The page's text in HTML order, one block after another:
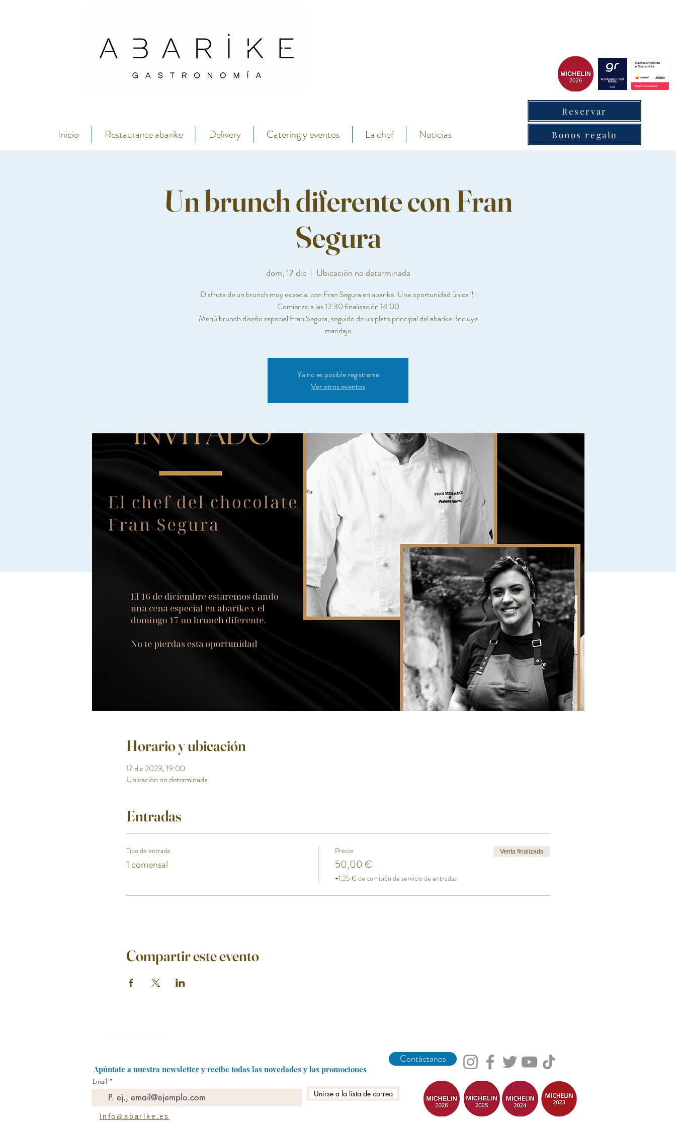
Reservar
Inicio Restaurante abarike Delivery Catering y eventos La chef Noticias Bonos regalo
Un brunch diferente con Fran
Segura
dom, 17 dic
  |
Ubicación no determinada
Disfruta de un brunch muy especial con Fran Segura en abarike. Una oportunidad única!!!
Comienzo a las 12:30 finalización 14:00
Menú brunch diseño especial Fran Segura, seguido de un plato principal del abarike. Incluye
maridaje
Ya no es posible registrarse
Ver otros eventos
Horario y ubicación
17 dic 2023, 19:00
Ubicación no determinada
Entradas
Tipo de entrada
1 comensal
Precio
50,00 €
+1,25 € de comisión de servicio de entradas
Venta finalizada
Compartir este evento
Apúntate a nuestra newsletter y recibe todas las novedades y las promociones
Email
Unirse a la lista de correo
info@abarike.es
Contáctanos